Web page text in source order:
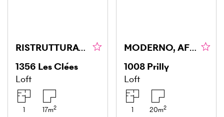
RISTRUTTURATO, MODERNO, CHIAVI IN MANO!
1356 Les Clées
Loft
1 17m2
MODERNO, AFFITTATO E REDDITIZIO
1008 Prilly
Loft
1 20m2